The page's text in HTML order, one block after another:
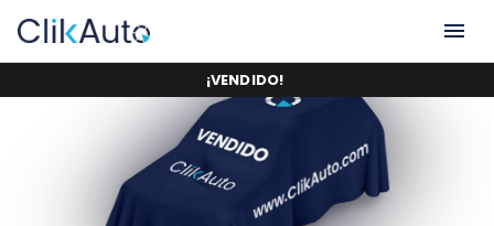
¡VENDIDO!